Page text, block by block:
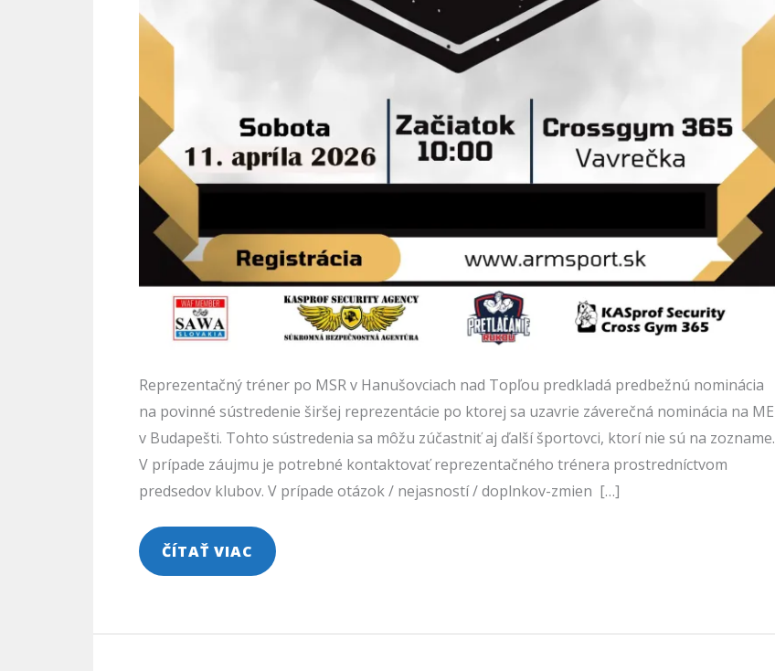
Reprezentačný tréner po MSR v Hanušovciach nad Topľou predkladá predbežnú nominácia
na povinné sústredenie širšej reprezentácie po ktorej sa uzavrie záverečná nominácia na ME
v Budapešti. Tohto sústredenia sa môžu zúčastniť aj ďalší športovci, ktorí nie sú na zozname.
V prípade záujmu je potrebné kontaktovať reprezentačného trénera prostredníctvom
predsedov klubov. V prípade otázok / nejasností / doplnkov-zmien […]
ČÍTAŤ VIAC